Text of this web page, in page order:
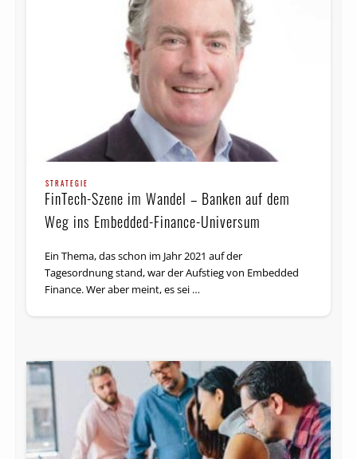
STRATEGIE
FinTech-Szene im Wandel – Banken auf dem
Weg ins Embedded-Finance-Universum
Ein Thema, das schon im Jahr 2021 auf der
Tagesordnung stand, war der Aufstieg von Embedded
Finance. Wer aber meint, es sei …